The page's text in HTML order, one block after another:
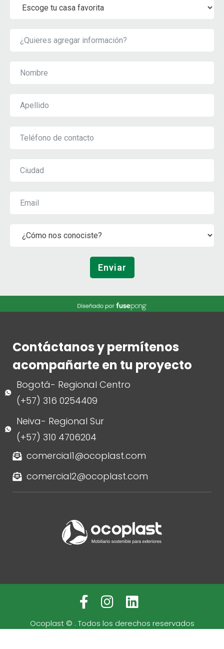
Enviar
Contáctanos y permítenos
acompañarte en tu proyecto
Bogotá- Regional Centro
(+57) 316 0254409
Neiva- Regional Sur
(+57) 310 4706204
comercial1@ocoplast.com
comercial2@ocoplast.com
Ocoplast © . Todos los derechos reservados